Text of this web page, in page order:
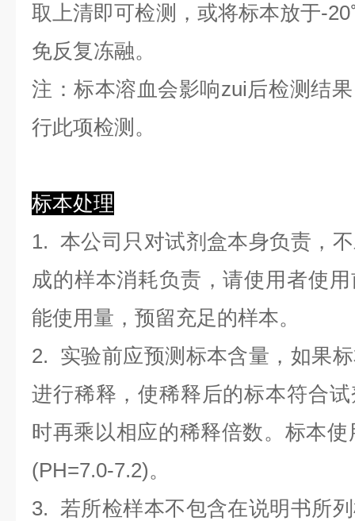
取上清即可检测，或将标本放于-
免反复冻融。
注：标本溶血会影响zui后检测结
行此项检测。
标本处理
1. 本公司只对试剂盒本身负责，
成的样本消耗负责，请使用者使
能使用量，预留充足的样本。
2. 实验前应预测标本含量，如果
进行稀释，使稀释后的标本符合
时再乘以相应的稀释倍数。标本
(PH=7.0-7.2)。
3. 若所检样本不包含在说明书所